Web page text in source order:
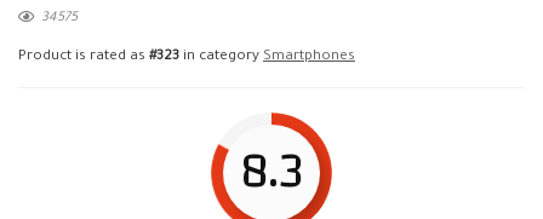
34575
Product is rated as #323 in category Smartphones
8.3